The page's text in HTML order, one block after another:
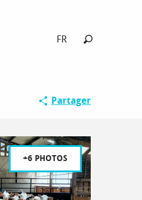
FR
Partager
+6 PHOTOS